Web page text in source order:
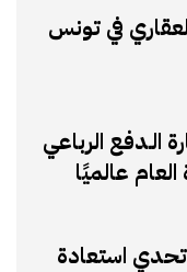
في تونس
الـدفع الرباعي
استعادة